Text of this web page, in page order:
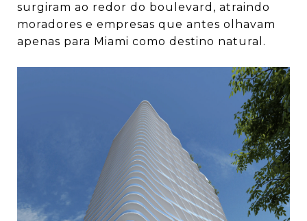
surgiram ao redor do boulevard, atraindo
moradores e empresas que antes olhavam
apenas para Miami como destino natural.